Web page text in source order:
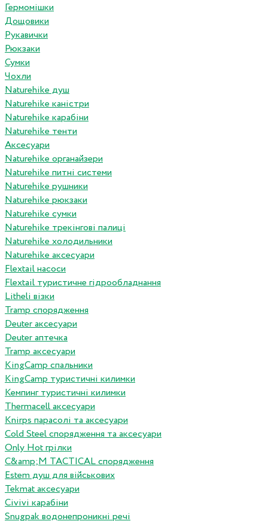
Гермомішки
Дощовики
Рукавички
Рюкзаки
Сумки
Чохли
Naturehike душ
Naturehike каністри
Naturehike карабіни
Naturehike тенти
Аксесуари
Naturehike органайзери
Naturehike питні системи
Naturehike рушники
Naturehike рюкзаки
Naturehike сумки
Naturehike трекінгові палиці
Naturehike холодильники
Naturehike аксесуари
Flextail насоси
Flextail туристичне гідрообладнання
Litheli візки
Tramp спорядження
Deuter аксесуари
Deuter аптечка
Tramp аксесуари
KingCamp спальники
KingCamp туристичні килимки
Кемпинг туристичні килимки
Thermacell аксесуари
Knirps парасолі та аксесуари
Cold Steel спорядження та аксесуари
Only Hot грілки
C&amp;M TACTICAL спорядження
Estem душ для військових
Tekmat аксесуари
Сivivi карабіни
Snugpak водонепроникні речі